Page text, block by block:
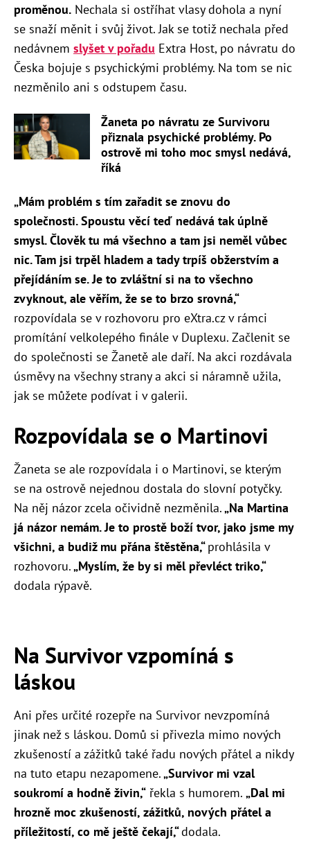
proměnou. Nechala si ostříhat vlasy dohola a nyní
se snaží měnit i svůj život. Jak se totiž nechala před
nedávnem slyšet v pořadu Extra Host, po návratu do
Česka bojuje s psychickými problémy. Na tom se nic
nezměnilo ani s odstupem času.
Žaneta po návratu ze Survivoru
přiznala psychické problémy. Po
ostrově mi toho moc smysl nedává,
říká
„Mám problém s tím zařadit se znovu do
společnosti. Spoustu věcí teď nedává tak úplně
smysl. Člověk tu má všechno a tam jsi neměl vůbec
nic. Tam jsi trpěl hladem a tady trpíš obžerstvím a
přejídáním se. Je to zvláštní si na to všechno
zvyknout, ale věřím, že se to brzo srovná,“
rozpovídala se v rozhovoru pro eXtra.cz v rámci
promítání velkolepého finále v Duplexu. Začlenit se
do společnosti se Žanetě ale daří. Na akci rozdávala
úsměvy na všechny strany a akci si náramně užila,
jak se můžete podívat i v galerii.
Rozpovídala se o Martinovi
Žaneta se ale rozpovídala i o Martinovi, se kterým
se na ostrově nejednou dostala do slovní potyčky.
Na něj názor zcela očividně nezměnila.„Na Martina
já názor nemám. Je to prostě boží tvor, jako jsme my
všichni, a budiž mu přána štěstěna,“prohlásila v
rozhovoru.„Myslím, že by si měl převléct triko,“
dodala rýpavě.
Na Survivor vzpomíná s
láskou
Ani přes určité rozepře na Survivor nevzpomíná
jinak než s láskou. Domů si přivezla mimo nových
zkušeností a zážitků také řadu nových přátel a nikdy
na tuto etapu nezapomene.„Survivor mi vzal
soukromí a hodně živin,“ řekla s humorem. „Dal mi
hrozně moc zkušeností, zážitků, nových přátel a
příležitostí, co mě ještě čekají,“dodala.